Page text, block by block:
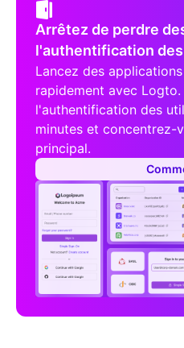
Arrêtez de perdre
l'authentification
Lancez des
rapidement avec Logto.
l'authentification des
minutes et concentrez-
principal.